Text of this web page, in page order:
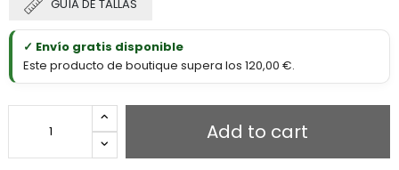
GUÍA DE TALLAS
✓ Envío gratis disponible
Este producto de boutique supera los 120,00 €.
Add to cart